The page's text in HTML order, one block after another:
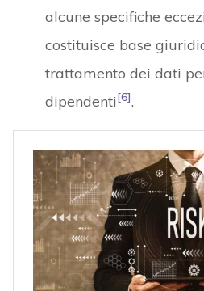
alcune specifiche
costituisce base
trattamento dei dati
dipendenti[6].